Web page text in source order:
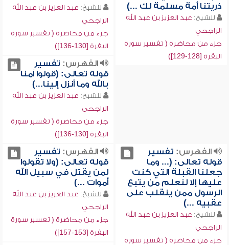
ذريتنا أمة مسلمة لك ...)
للشيخ: عبد العزيز بن عبد الله
الراجحي
جزء من محاضرة ( تفسير سورة
البقرة [128-129])
للشيخ: عبد العزيز بن عبد الله
الراجحي
جزء من محاضرة ( تفسير سورة
البقرة [130-136])
الفهرس: تفسير
قوله تعالى: (قولوا آمنا
بالله وما أنزل إلينا...)
للشيخ: عبد العزيز بن عبد الله
الراجحي
جزء من محاضرة ( تفسير سورة
البقرة [130-136])
الفهرس: تفسير
قوله تعالى: (... وما
جعلنا القبلة التي كنت
عليها إلا لنعلم من يتبع
الرسول ممن ينقلب على
عقبيه ...)
للشيخ: عبد العزيز بن عبد الله
الراجحي
جزء من محاضرة ( تفسير سورة
الفهرس: تفسير
قوله تعالى: (ولا تقولوا
لمن يقتل في سبيل الله
أموات ...)
للشيخ: عبد العزيز بن عبد الله
الراجحي
جزء من محاضرة ( تفسير سورة
البقرة [153-157])